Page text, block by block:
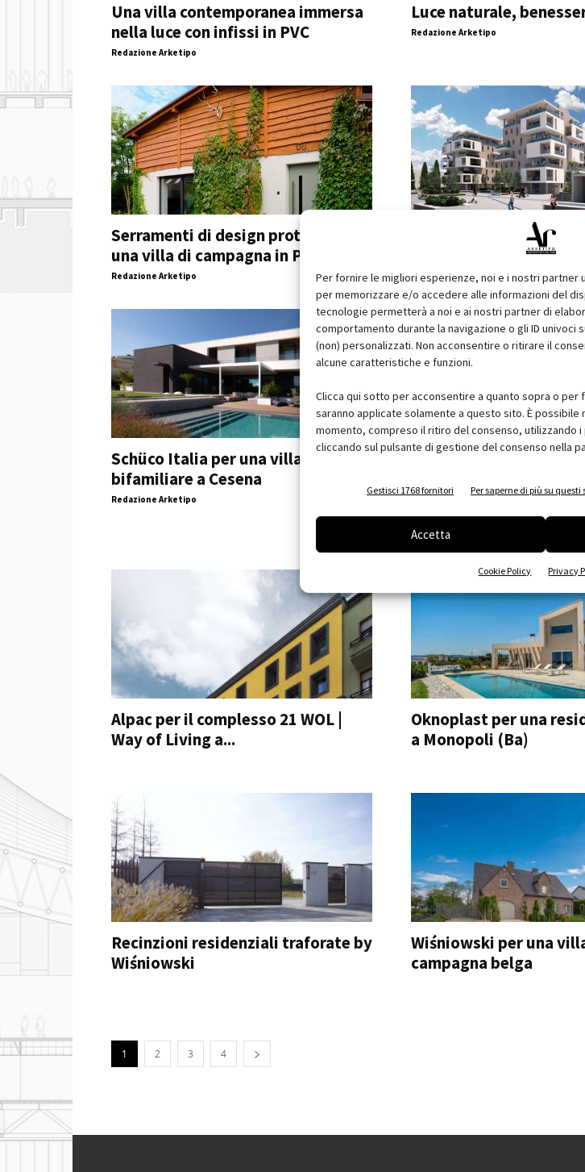
Per fornire le migliori esperienze, noi e i nostri partner
per memorizzare e/o accedere alle informazioni del
tecnologie permetterà a noi e ai nostri partner di
comportamento durante la navigazione o gli ID univoci
(non) personalizzati. Non acconsentire o ritirare il
alcune caratteristiche e funzioni.
Clicca qui sotto per acconsentire a quanto sopra o
saranno applicate solamente a questo sito. È
momento, compreso il ritiro del consenso, utilizzando i
cliccando sul pulsante di gestione del consenso nella
Gestisci 1768 fornitori Per saperne di più su questi
Accetta
Cookie Policy Privacy
Una villa contemporanea immersa
nella luce con infissi in PVC
Redazione Arketipo
Luce naturale,
Redazione Arketipo
Serramenti di design proteggono
una villa di campagna in Polonia
Redazione Arketipo
Un nuovo quartiere
cuore di Modena
Redazione Arketipo
Schüco Italia per una villa
bifamiliare a Cesena
Redazione Arketipo
italiano le finestre
DEVELO
Alpac per il complesso 21 WOL |
Way of Living a...
Oknoplast per una
a Monopoli (Ba)
Recinzioni residenziali traforate by
Wiśniowski
Wiśniowski per una
campagna belga
1 2 3 4